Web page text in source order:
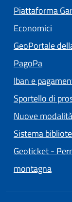
Piattaforma
Economici
GeoPortale
PagoPa
Iban e
Sportello di
Nuove
Sistema
Geoticket -
montagna